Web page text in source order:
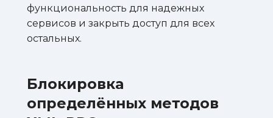
функциональность для надежных
сервисов и закрыть доступ для всех
остальных.
Блокировка
определённых методов